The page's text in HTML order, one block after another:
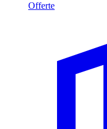
Offerte